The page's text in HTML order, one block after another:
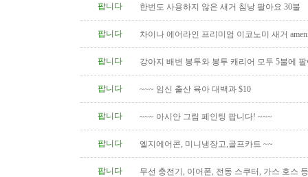
팝니다 한번도 사용하지 않은 새거 침낭 팔아요 30불
팝니다 차이나 에어라인 프리미엄 이코노미 새거
팝니다 강아지 배변 봉투와 봉투 캐리어 모두 5불에
팝니다 ~~~ 임신 출산 육아 대백과 $10
팝니다 ~~~ 아시안 그림 페인팅 팝니다! ~~~
팝니다 엘지에어콘, 미니냉장고,골프카트 ~~
팝니다 무선 충전기, 이어폰, 전동 스쿠터, 가스 호스 등